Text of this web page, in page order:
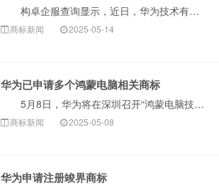
构卓企服查询显示，近日，华为技术有限公司申请注册一枚“黎曼定位”商标，国际分类为通讯服务，当前商标状态为等待实质审查。 公开信息显示，黎曼定位是···
商标新闻 2025-05-14
华为已申请多个鸿蒙电脑相关商标
5月8日，华为将在深圳召开“鸿蒙电脑技术与生态沟通会”，正式推出首款鸿蒙PC。据华为官方及产业链信息，鸿蒙PC将基于全栈自研的鸿蒙系统内核重构，主···
商标新闻 2025-05-08
华为申请注册竣界商标